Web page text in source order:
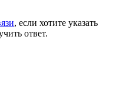
, если хотите указать
ответ.